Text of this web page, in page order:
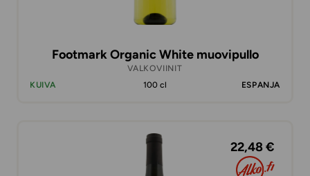
Footmark Organic White muovipullo
VALKOVIINIT
KUIVA
100 cl ESPANJA
22,48 €